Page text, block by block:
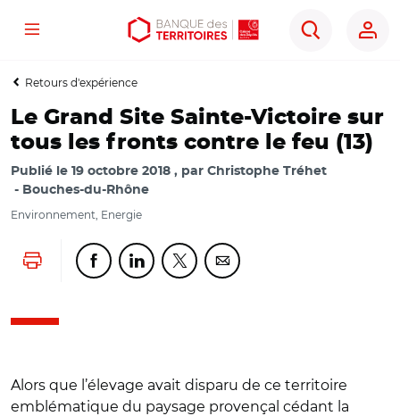
Aller
contenu
Aller
menu
Ouvrir
outils
Menu
Rechercher
Retours d'expérience
Le Grand Site Sainte-Victoire sur
tous les fronts contre le feu (13)
Publié le 19 octobre 2018 par Christophe Tréhet
Bouches-du-Rhône
Environnement, Energie
Lancer l'impressionPartager cette page sur Facebook
Partager cette page sur Linkedin
Partager cette page sur Twitter
Partager cette page sur
Alors que l’élevage avait disparu de ce territoire
emblématique du paysage provençal cédant la